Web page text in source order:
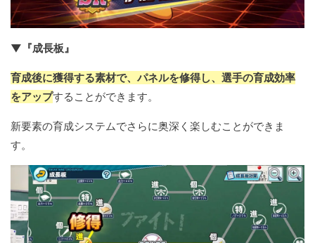
▼『成長板』
育成後に獲得する素材で、パネルを修得し、選手の育成効率
をアップすることができます。
新要素の育成システムでさらに奥深く楽しむことができま
す。